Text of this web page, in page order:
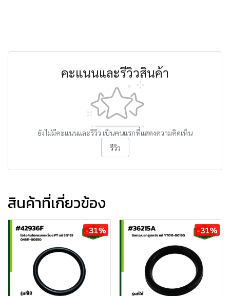
คะแนนและรีวิวสินค้า
ยังไม่มีคะแนนและรีวิว เป็นคนแรกที่แสดงความคิดเห็น
รีวิว
สินค้าที่เกี่ยวข้อง
-31% -31%